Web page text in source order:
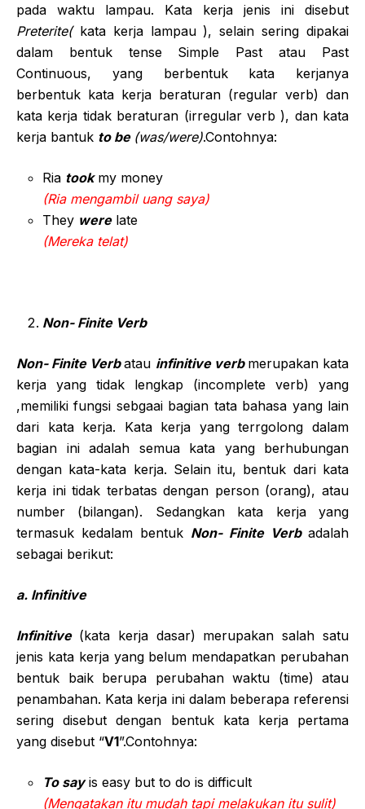
pada waktu lampau. Kata kerja jenis ini disebut
Preterite( kata kerja lampau ), selain sering dipakai
dalam bentuk tense Simple Past atau Past
Continuous, yang berbentuk kata kerjanya
berbentuk kata kerja beraturan (regular verb) dan
kata kerja tidak beraturan (irregular verb ), dan kata
kerja bantuk to be (was/were).Contohnya:
Ria tookmy money
(Ria mengambil uang saya)
They werelate
(Mereka telat)
Non- Finite Verb
Non- Finite Verbatau infinitive verb merupakan kata
kerja yang tidak lengkap (incomplete verb) yang
,memiliki fungsi sebgaai bagian tata bahasa yang lain
dari kata kerja. Kata kerja yang terrgolong dalam
bagian ini adalah semua kata yang berhubungan
dengan kata-kata kerja. Selain itu, bentuk dari kata
kerja ini tidak terbatas dengan person (orang), atau
number (bilangan). Sedangkan kata kerja yang
termasuk kedalam bentuk Non- Finite Verb adalah
sebagai berikut:
a. Infinitive
Infinitive (kata kerja dasar) merupakan salah satu
jenis kata kerja yang belum mendapatkan perubahan
bentuk baik berupa perubahan waktu (time) atau
penambahan. Kata kerja ini dalam beberapa referensi
sering disebut dengan bentuk kata kerja pertama
yang disebut “V1”.Contohnya:
To sayis easy but to do is difficult
(Mengatakan itu mudah tapi melakukan itu sulit)